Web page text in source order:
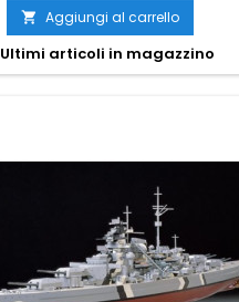
 Aggiungi al carrello
Ultimi articoli in magazzino